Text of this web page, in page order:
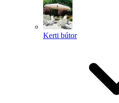
Kerti bútor